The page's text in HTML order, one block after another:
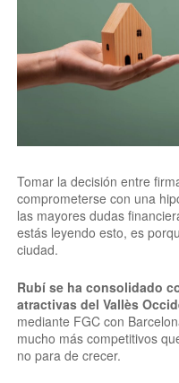
Tomar la decisión entre
comprometerse con una
las mayores dudas
estás leyendo esto, es
ciudad.
Rubí se ha consolidado
atractivas del Vallès
mediante FGC con
mucho más competitivos
no para de crecer.